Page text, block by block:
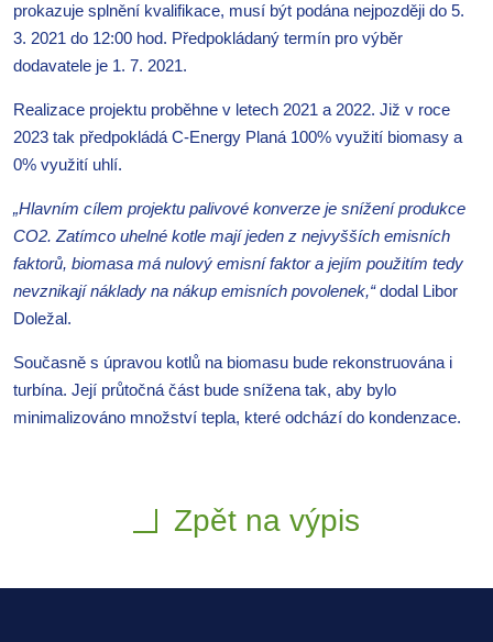
prokazuje splnění kvalifikace, musí být podána nejpozději do 5.
3. 2021 do 12:00 hod. Předpokládaný termín pro výběr
dodavatele je 1. 7. 2021.
Realizace projektu proběhne v letech 2021 a 2022. Již v roce
2023 tak předpokládá C-Energy Planá 100% využití biomasy a
0% využití uhlí.
„Hlavním cílem projektu palivové konverze je snížení produkce
CO2. Zatímco uhelné kotle mají jeden z nejvyšších emisních
faktorů, biomasa má nulový emisní faktor a jejím použitím tedy
nevznikají náklady na nákup emisních povolenek,“dodal Libor
Doležal.
Současně s úpravou kotlů na biomasu bude rekonstruována i
turbína. Její průtočná část bude snížena tak, aby bylo
minimalizováno množství tepla, které odchází do kondenzace.
Zpět na výpis